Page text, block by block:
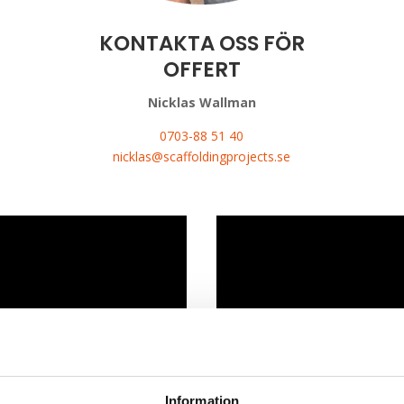
Information
KONTAKTA OSS FÖR
OFFERT
Nicklas Wallman
0703-88 51 40
nicklas@scaffoldingprojects.se​​​​​​​​​​​​​​